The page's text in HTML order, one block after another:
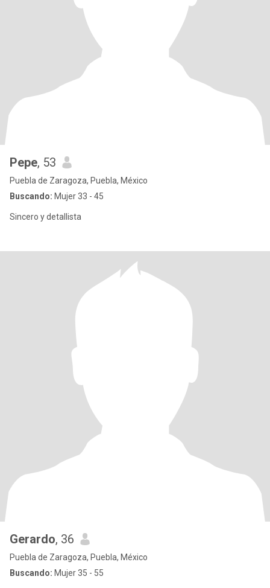
Pepe, 53
Puebla de Zaragoza, Puebla, México
Buscando: Mujer 33 - 45
Sincero y detallista
Gerardo, 36
Puebla de Zaragoza, Puebla, México
Buscando: Mujer 35 - 55